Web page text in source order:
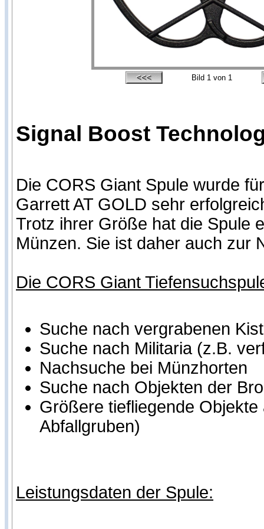
Bild 1 von 1
Signal Boost
Die CORS Giant Spule wurde
Garrett AT GOLD sehr
Trotz ihrer Größe hat die Spule
Münzen. Sie ist daher auch zur
Die CORS Giant
Suche nach vergrabenen
Suche nach Militaria (z.B.
Nachsuche bei Münzhorten
Suche nach Objekten der
Größere tiefliegende
Abfallgruben)
Leistungsdaten der Spule: